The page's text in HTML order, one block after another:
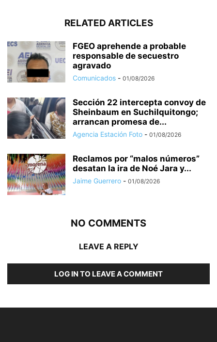
RELATED ARTICLES
FGEO aprehende a probable
responsable de secuestro
agravado
Comunicados - 01/08/2026
Sección 22 intercepta convoy de
Sheinbaum en Suchilquitongo;
arrancan promesa de...
Agencia Estación Foto - 01/08/2026
Reclamos por “malos números”
desatan la ira de Noé Jara y...
Jaime Guerrero - 01/08/2026
NO COMMENTS
LEAVE A REPLY
LOG IN TO LEAVE A COMMENT